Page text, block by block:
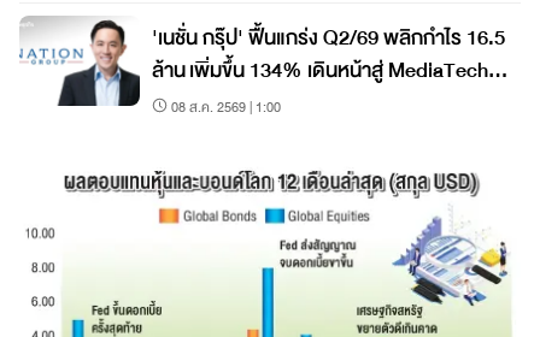
'เนชั่น กรุ๊ป' ฟื้นแกร่ง Q2/69 พลิกกำไร 16.5
ล้าน เพิ่มขึ้น 134% เดินหน้าสู่ MediaTech
เต็มรูปแบบ
08 ส.ค. 2569 | 1:00